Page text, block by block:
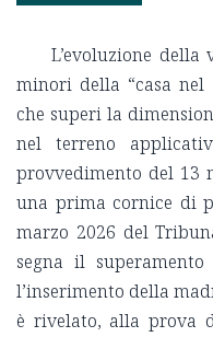
L’evoluzione
minori della “casa nel
che superi la
nel terreno
provvedimento del 13
una prima cornice di
marzo 2026 del
segna il
l’inserimento della
è rivelato, alla prova